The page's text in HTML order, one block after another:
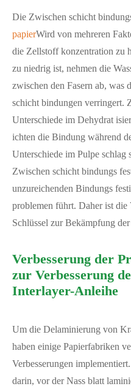
Die Zwischen schicht
papierWird von mehreren
die Zellstoff konzentration zu
zu niedrig ist, nehmen die
zwischen den Fasern ab, was
schicht bindungen verringert.
Unterschiede im Dehydrat
ichten die Bindung während
Unterschiede im Pulpe
Zwischen schicht bindungs
unzureichenden Bindungs
problemen führt. Daher ist die
Schlüssel zur Bekämpfung
Verbesserung der
zur Verbesserung
Interlayer-Anleihe
Um die Delaminierung von
haben einige Papierfabriken
Verbesserungen
darin, vor der Nass blatt